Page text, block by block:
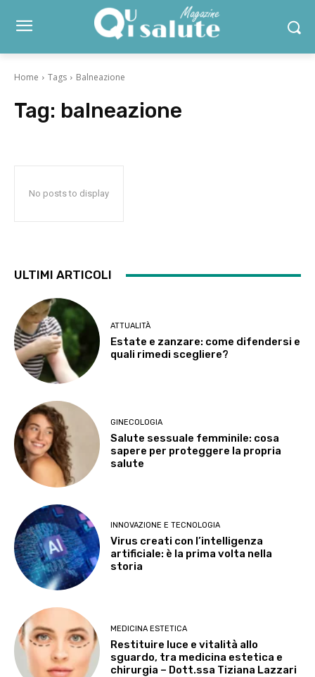
Home Tags Balneazione
Tag: balneazione
No posts to display
ULTIMI ARTICOLI
ATTUALITÀ
Estate e zanzare: come difendersi e
quali rimedi scegliere?
GINECOLOGIA
Salute sessuale femminile: cosa
sapere per proteggere la propria
salute
INNOVAZIONE E TECNOLOGIA
Virus creati con l’intelligenza
artificiale: è la prima volta nella
storia
MEDICINA ESTETICA
Restituire luce e vitalità allo
sguardo, tra medicina estetica e
chirurgia – Dott.ssa Tiziana Lazzari